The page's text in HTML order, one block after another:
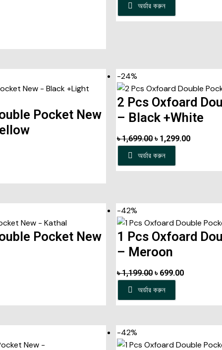
অর্ডার করুন
Pocket New
-24%
2 Pcs Oxfoard
– Black +White
৳1,699.00 ৳ 1,299.00
অর্ডার করুন
Pocket New
-42%
1 Pcs Oxfoard
– Meroon
৳1,199.00 ৳ 699.00
অর্ডার করুন
-42%